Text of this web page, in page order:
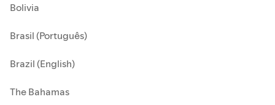
Bolivia
Brasil (Português)
Brazil (English)
The Bahamas